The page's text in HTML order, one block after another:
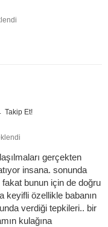
Takip Et!
gerçekten
insana. sonunda
bunun için de doğru
keyifli özellikle babanın
verdiği tepkileri.. bir
kulağına